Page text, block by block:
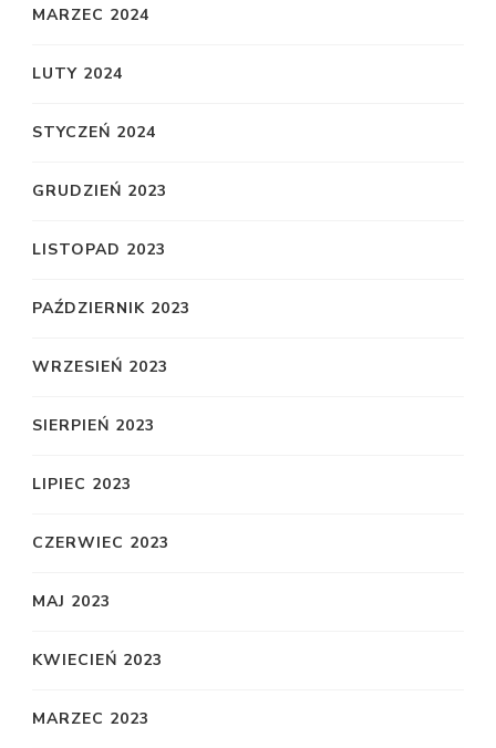
MARZEC 2024
LUTY 2024
STYCZEŃ 2024
GRUDZIEŃ 2023
LISTOPAD 2023
PAŹDZIERNIK 2023
WRZESIEŃ 2023
SIERPIEŃ 2023
LIPIEC 2023
CZERWIEC 2023
MAJ 2023
KWIECIEŃ 2023
MARZEC 2023